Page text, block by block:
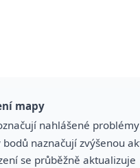
mapy
nahlášené problémy
bodů naznačují zvýšenou
se průběžně aktualizuje